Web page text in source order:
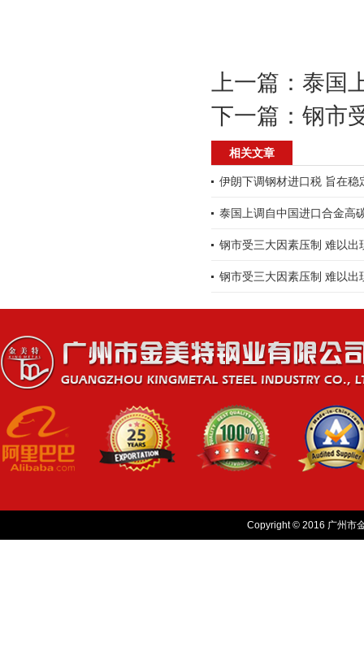
上一篇： 泰国
下一篇： 钢市
相关文章
伊朗下调钢材进口税 旨在稳
泰国上调自中国进口合金高
钢市受三大因素压制 难以出
钢市受三大因素压制 难以出
Copyright © 2016 广州市